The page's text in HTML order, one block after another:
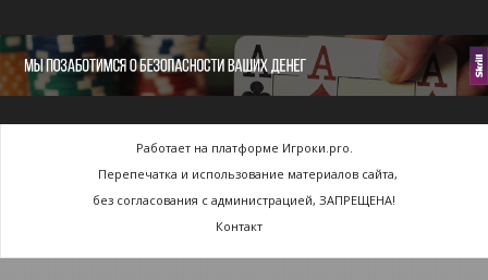
Работает на платформе Игроки.pro.
Перепечатка и использование материалов сайта,
без согласования с администрацией, ЗАПРЕЩЕНА!
Контакт